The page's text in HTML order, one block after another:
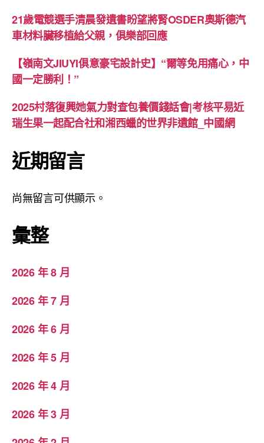
21歲電競選手清晨發遺書盼望將腎OSDER奧斯德汽
車材料臟移植給父親，俱樂部回應
【嶺南文JIUYI俱意豪宅設計史】“爾等免用痛心，中
國一定勝利！”
2025村落復興她氣力對查包養價錢話會|考核平易近
瑞生果一起配合社和湘西蠟的世界非遺館_中國網
近期留言
尚無留言可供顯示。
彙整
2026 年 8 月
2026 年 7 月
2026 年 6 月
2026 年 5 月
2026 年 4 月
2026 年 3 月